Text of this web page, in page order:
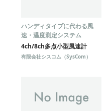
ハンディタイプに代わる風
速・温度測定システム
4ch/8ch多点小型風速計
有限会社シスコム（SysCom）